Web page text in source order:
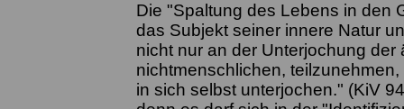
Die "Spaltung des Lebens in den
das Subjekt seiner innere Natur
nicht nur an der Unterjochung
nichtmenschlichen,
in sich selbst unterjochen." (KiV